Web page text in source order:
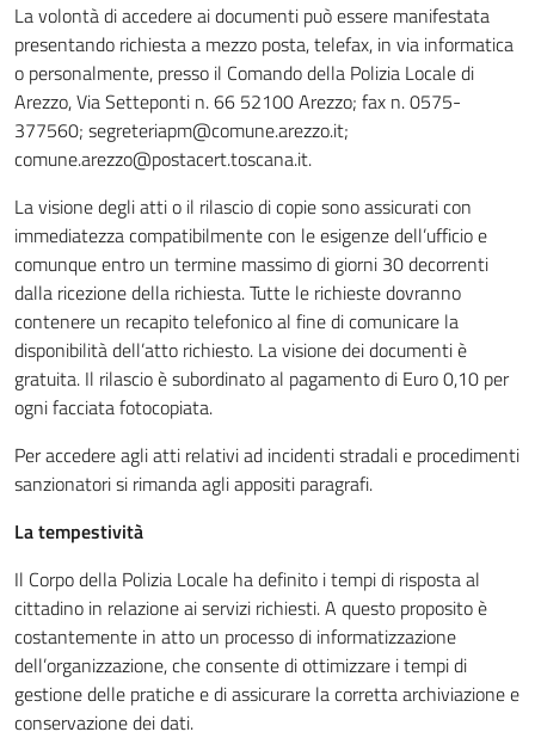
La volontà di accedere ai documenti può essere manifestata
presentando richiesta a mezzo posta, telefax, in via informatica
o personalmente, presso il Comando della Polizia Locale di
Arezzo, Via Setteponti n. 66 52100 Arezzo; fax n. 0575-
377560; segreteriapm@comune.arezzo.it;
comune.arezzo@postacert.toscana.it.
La visione degli atti o il rilascio di copie sono assicurati con
immediatezza compatibilmente con le esigenze dell’ufficio e
comunque entro un termine massimo di giorni 30 decorrenti
dalla ricezione della richiesta. Tutte le richieste dovranno
contenere un recapito telefonico al fine di comunicare la
disponibilità dell’atto richiesto. La visione dei documenti è
gratuita. Il rilascio è subordinato al pagamento di Euro 0,10 per
ogni facciata fotocopiata.
Per accedere agli atti relativi ad incidenti stradali e procedimenti
sanzionatori si rimanda agli appositi paragrafi.
La tempestività
Il Corpo della Polizia Locale ha definito i tempi di risposta al
cittadino in relazione ai servizi richiesti. A questo proposito è
costantemente in atto un processo di informatizzazione
dell’organizzazione, che consente di ottimizzare i tempi di
gestione delle pratiche e di assicurare la corretta archiviazione e
conservazione dei dati.